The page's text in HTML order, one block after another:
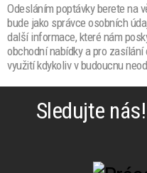
Odesláním poptávky berete na
bude jako správce osobních
další informace, které nám
obchodní nabídky a pro
využití kdykoliv v budoucnu
Sledujte nás!